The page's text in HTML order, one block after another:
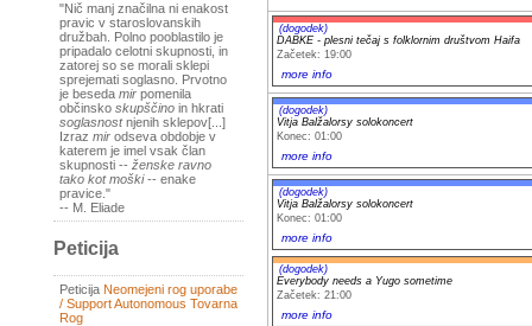
"Nič manj značilna ni enakost
pravic v staroslovanskih
družbah. Polno pooblastilo je
pripadalo celotni skupnosti, in
zatorej so se morali sklepi
sprejemati soglasno. Prvotno
je beseda mir pomenila
občinsko skupščino in hkrati
soglasnostnjenih sklepov[...]
Izraz mir odseva obdobje v
katerem je imel vsak član
skupnosti -- ženske ravno
tako kot moški-- enake
pravice."
-- M. Eliade
Peticija
Peticija Neomejeni rog uporabe
/ Support Autonomous Tovarna
Rog
(dogodek)
DABKE - plesni tečaj s folklornim društvom Haifa
Začetek: 19:00
more info
(dogodek)
Vitja Balžalorsy solokoncert
Konec: 01:00
more info
(dogodek)
Vitja Balžalorsy solokoncert
Konec: 01:00
more info
(dogodek)
Everybody needs a Yugo sometime
Začetek: 21:00
more info